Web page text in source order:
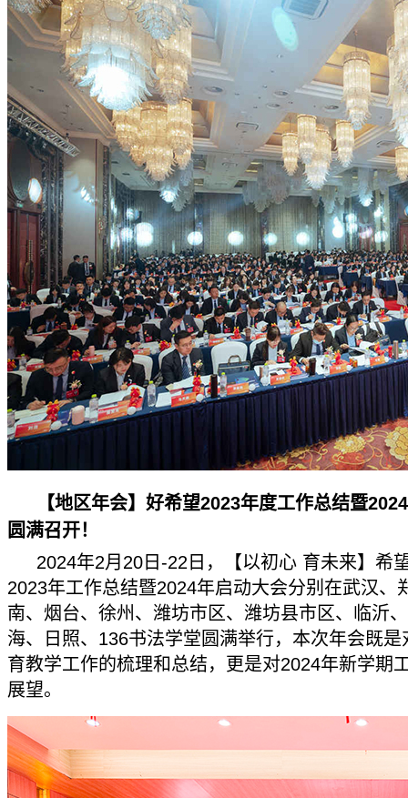
【地区年会】好希望2023年度工作总结暨
圆满召开！
2024年2月20日-22日，【以初心 育未来】希
2023年工作总结暨2024年启动大会分别在武汉、
南、烟台、徐州、潍坊市区、潍坊县市区、临沂
海、日照、136书法学堂圆满举行，本次年会既是
育教学工作的梳理和总结，更是对2024年新学期
展望。